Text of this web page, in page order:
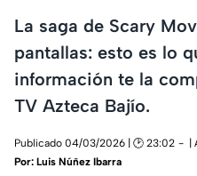
La saga de Scary
pantallas: esto es lo
información te la
TV Azteca Bajío.
Publicado 04/03/2026 | 🕑 23:02
Por: Luis Núñez Ibarra